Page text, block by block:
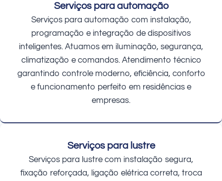
Serviços para automação
Serviços para automação com instalação,
programação e integração de dispositivos
inteligentes. Atuamos em iluminação, segurança,
climatização e comandos. Atendimento técnico
garantindo controle moderno, eficiência, conforto
e funcionamento perfeito em residências e
empresas.
Serviços para lustre
Serviços para lustre com instalação segura,
fixação reforçada, ligação elétrica correta, troca